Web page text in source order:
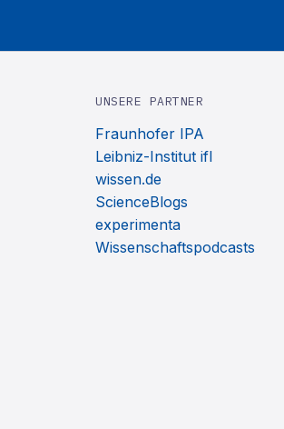
UNSERE PARTNER
Fraunhofer IPA
Leibniz-Institut ifl
wissen.de
ScienceBlogs
experimenta
Wissenschaftspodcasts